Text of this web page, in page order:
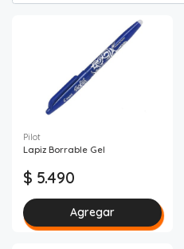
Pilot
Lapiz Borrable Gel
$ 5.490
Agregar